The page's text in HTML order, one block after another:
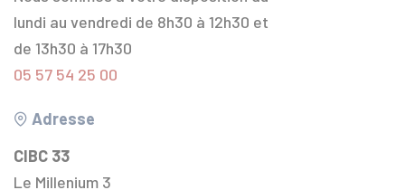
lundi au vendredi de 8h30 à 12h30 et
de 13h30 à 17h30
05 57 54 25 00
Adresse
CIBC 33
Le Millenium 3